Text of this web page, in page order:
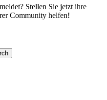
Stellen Sie jetzt ihre
Community helfen!